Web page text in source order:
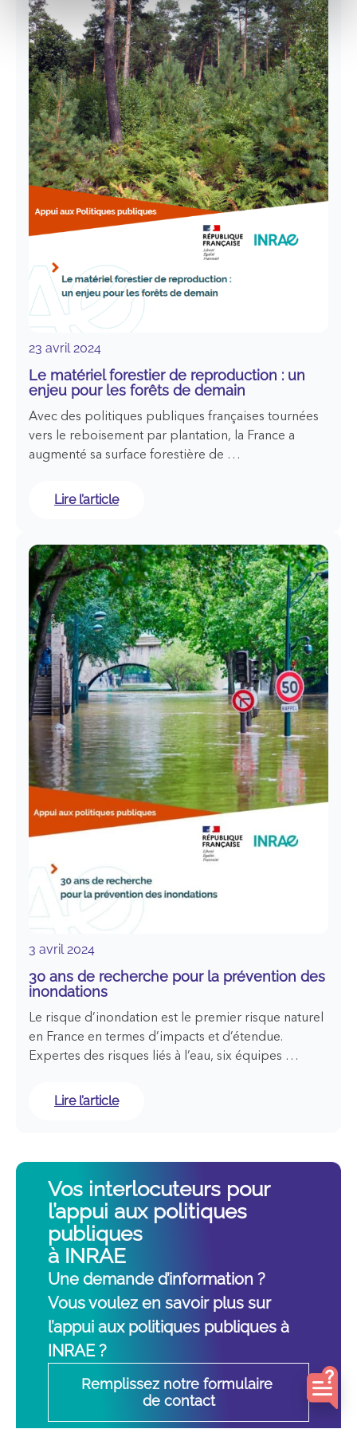
INRAE,
un
partenariat
pour
la
transition
des
territoires
23 avril 2024
Le matériel forestier de reproduction : un
enjeu pour les forêts de demain
Avec des politiques publiques françaises tournées
vers le reboisement par plantation, la France a
augmenté sa surface forestière de …
Lire l’article:
forestier
de
reproduction
:
un
enjeu
pour
les
forêts
de
demain
3 avril 2024
30 ans de recherche pour la prévention des
inondations
Le risque d’inondation est le premier risque naturel
en France en termes d’impacts et d’étendue.
Expertes des risques liés à l’eau, six équipes …
Lire l’article:
recherche
pour
la
prévention
des
inondations
Vos interlocuteurs pour
l’appui aux politiques
publiques
à INRAE
Une demande d’information ?
Vous voulez en savoir plus sur
l’appui aux politiques publiques à
INRAE ?
Remplissez notre formulaire
de contact